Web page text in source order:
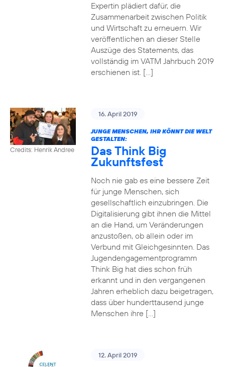
Expertin plädiert dafür, die
Zusammenarbeit zwischen Politik
und Wirtschaft zu erneuern. Wir
veröffentlichen an dieser Stelle
Auszüge des Statements, das
vollständig im VATM Jahrbuch 2019
erschienen ist. […]
Credits: Henrik Andree
16. April 2019
JUNGE MENSCHEN, IHR KÖNNT DIE WELT
GESTALTEN:
Das Think Big
Zukunftsfest
Noch nie gab es eine bessere Zeit
für junge Menschen, sich
gesellschaftlich einzubringen. Die
Digitalisierung gibt ihnen die Mittel
an die Hand, um Veränderungen
anzustoßen, ob allein oder im
Verbund mit Gleichgesinnten. Das
Jugendengagementprogramm
Think Big hat dies schon früh
erkannt und in den vergangenen
Jahren erheblich dazu beigetragen,
dass über hunderttausend junge
Menschen ihre […]
12. April 2019